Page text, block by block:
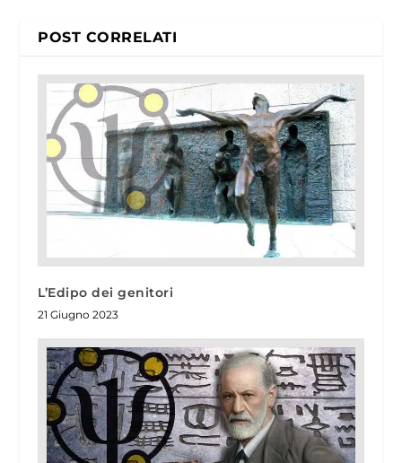
POST CORRELATI
L’Edipo dei genitori
21 Giugno 2023